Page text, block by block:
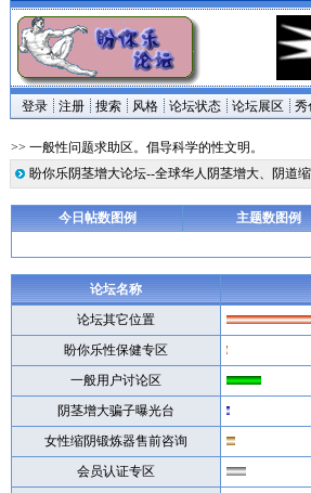
登录 注册 搜索 风格 论坛状态 论坛展区 秀
>> 一般性问题求助区。倡导科学的性文明。
盼你乐阴茎增大论坛--全球华人阴茎增大、阴道
今日帖数图例 主题数图例
论坛名称
论坛其它位置
盼你乐性保健专区
一般用户讨论区
阴茎增大骗子曝光台
女性缩阴锻炼器售前咨询
会员认证专区